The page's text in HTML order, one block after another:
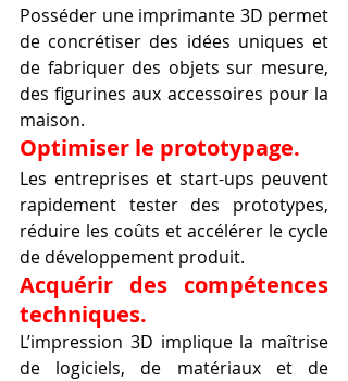
Posséder une imprimante 3D permet
de concrétiser des idées uniques et
de fabriquer des objets sur mesure,
des figurines aux accessoires pour la
maison.
Optimiser le prototypage.
Les entreprises et start-ups peuvent
rapidement tester des prototypes,
réduire les coûts et accélérer le cycle
de développement produit.
Acquérir des compétences
techniques.
L’impression 3D implique la maîtrise
de logiciels, de matériaux et de